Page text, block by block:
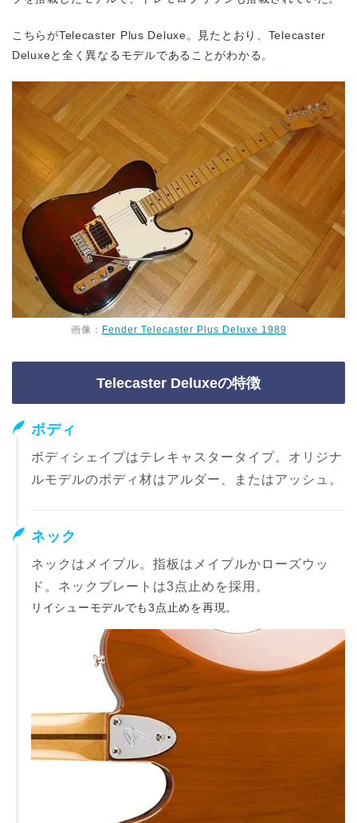
こちらがTelecaster Plus Deluxe。見たとおり、Telecaster
Deluxeと全く異なるモデルであることがわかる。
画像： Fender Telecaster Plus Deluxe 1989
Telecaster Deluxeの特徴
ボディ
ボディシェイプはテレキャスタータイプ。オリジナ
ルモデルのボディ材はアルダー、またはアッシュ。
ネック
ネックはメイプル。指板はメイプルかローズウッ
ド。ネックプレートは3点止めを採用。
リイシューモデルでも3点止めを再現。